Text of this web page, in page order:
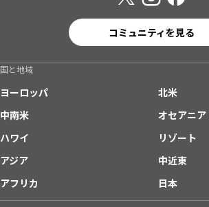
コミュニティを見る
国と地域
ヨーロッパ
北米
中南米
オセアニア
ハワイ
リゾート
アジア
中近東
アフリカ
日本